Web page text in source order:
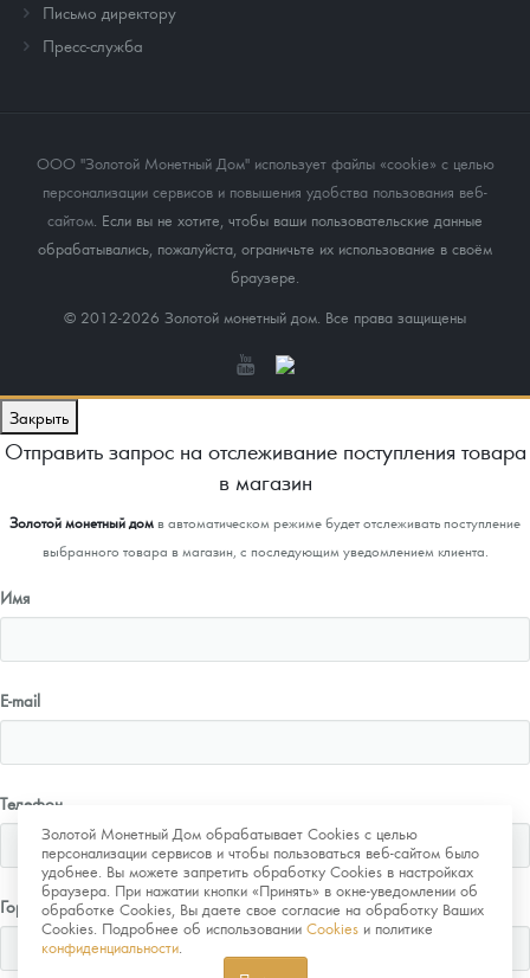
Письмо директору
Пресс-служба
ООО "Золотой Монетный Дом" использует файлы «cookie» с целью
персонализации сервисов и повышения удобства пользования веб-
сайтом. Если вы не хотите, чтобы ваши пользовательские данные
обрабатывались, пожалуйста, ограничьте их использование в своём
браузере.
© 2012-2026 Золотой монетный дом. Все права защищены
Золотой Монетный Дом обрабатывает Cookies с целью
персонализации сервисов и чтобы пользоваться веб-сайтом было
удобнее. Вы можете запретить обработку Cookies в настройках
браузера. При нажатии кнопки «Принять» в окне-уведомлении об
обработке Cookies, Вы даете свое согласие на обработку Ваших
Cookies. Подробнее об использовании Cookies и политике
конфиденциальности
Закрыть
Отправить запрос на отслеживание поступления товара
в магазин
Золотой монетный домв автоматическом режиме будет отслеживать поступление
выбранного товара в магазин, с последующим уведомлением клиента.
Имя
E-mail
Телефон
Город